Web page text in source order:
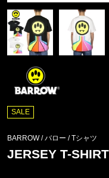
SALE
BARROW / バロー /Tシャツ
JERSEY T-